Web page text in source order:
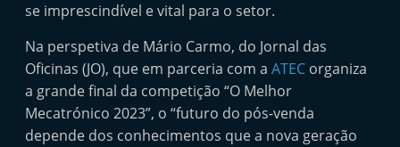
se imprescindível e vital para o setor.
Na perspetiva de Mário Carmo, do Jornal das
Oficinas (JO), que em parceria com aATEC organiza
a grande final da competição “O Melhor
Mecatrónico 2023”, o “futuro do pós-venda
depende dos conhecimentos que a nova geração